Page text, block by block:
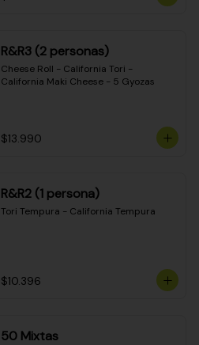
R&R3 (2 personas)
Cheese Roll - California Tori -
California Maki Cheese - 5 Gyozas
$13.990
R&R2 (1 persona)
Tori Tempura - California Tempura
$10.396
50 Mixtas